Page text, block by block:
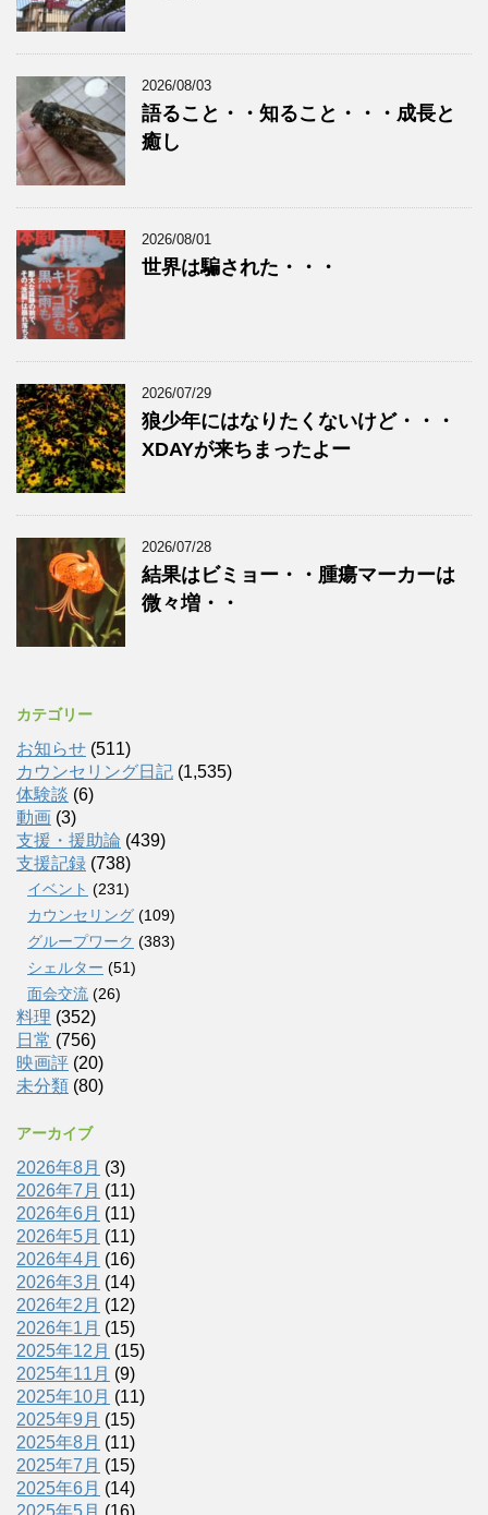
2026/08/03
語ること・・知ること・・・成長と
癒し
2026/08/01
世界は騙された・・・
2026/07/29
狼少年にはなりたくないけど・・・
XDAYが来ちまったよー
2026/07/28
結果はビミョー・・腫瘍マーカーは
微々増・・
カテゴリー
お知らせ (511)
カウンセリング日記 (1,535)
体験談 (6)
動画 (3)
支援・援助論 (439)
支援記録 (738)
イベント (231)
カウンセリング (109)
グループワーク (383)
シェルター (51)
面会交流 (26)
料理 (352)
日常 (756)
映画評 (20)
未分類 (80)
アーカイブ
2026年8月 (3)
2026年7月 (11)
2026年6月 (11)
2026年5月 (11)
2026年4月 (16)
2026年3月 (14)
2026年2月 (12)
2026年1月 (15)
2025年12月 (15)
2025年11月 (9)
2025年10月 (11)
2025年9月 (15)
2025年8月 (11)
2025年7月 (15)
2025年6月 (14)
2025年5月 (16)